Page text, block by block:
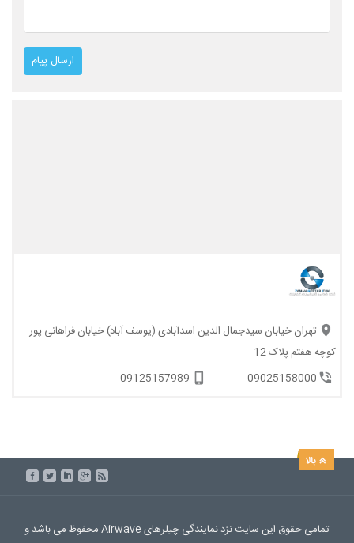
تهران خیابان سیدجمال الدین اسدآبادی (یوسف آباد) خیابان فراهانی پور
کوچه هفتم پلاک 12
09025158000
09125157989
تمامی حقوق این سایت نزد نمایندگی چیلرهای Airwave محفوظ می باشد و